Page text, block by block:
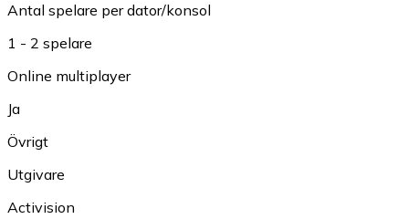
Antal spelare per dator/konsol
1 - 2 spelare
Online multiplayer
Ja
Övrigt
Utgivare
Activision